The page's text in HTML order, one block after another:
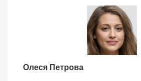
Олеся Петрова